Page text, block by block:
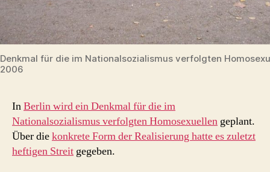
Denkmal für die im Nationalsozialismus verfolgten
2006
InBerlin wird ein Denkmal für die im
Nationalsozialismus verfolgten Homosexuellen geplant.
Über diekonkrete Form der Realisierung hatte es zuletzt
heftigen Streit gegeben.